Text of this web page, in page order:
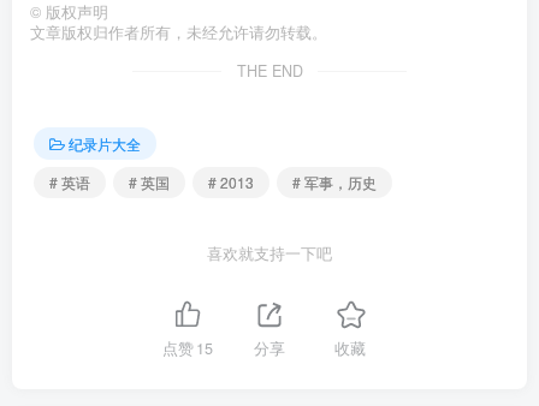
© 版权声明
文章版权归作者所有，未经允许请勿转载。
THE END
纪录片大全
# 英语
# 英国 # 2013 # 军事，历史
喜欢就支持一下吧
点赞15 分享 收藏